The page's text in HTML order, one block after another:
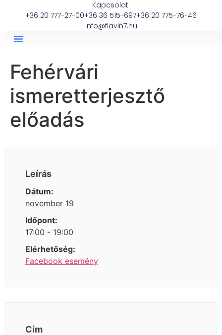
Kapcsolat:
+36 20 777-27-00+36 36 515-697+36 20 775-76-46
info@flavin7.hu
Fehérvári
ismeretterjesztő
előadás
Leírás
Dátum:
november 19
Időpont:
17:00 - 19:00
Elérhetőség:
Facebook esemény
Cím